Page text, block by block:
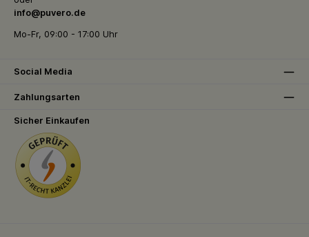
info@puvero.de
Mo-Fr, 09:00 - 17:00 Uhr
Social Media
Zahlungsarten
Sicher Einkaufen